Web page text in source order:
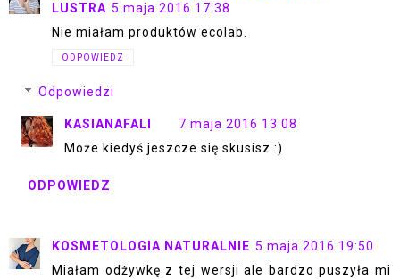
LUSTRA 5 maja 2016 17:38
Nie miałam produktów ecolab.
ODPOWIEDZ
Odpowiedzi
KASIANAFALI
7 maja 2016 13:08
Może kiedyś jeszcze się skusisz :)
ODPOWIEDZ
KOSMETOLOGIA NATURALNIE 5 maja 2016 19:50
Miałam odżywkę z tej wersji ale bardzo puszyła mi